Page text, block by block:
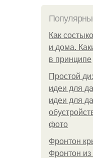
Как
и дома.
в принципе
Простой
идеи для
идеи для
фото
Фронтон
Фронтон